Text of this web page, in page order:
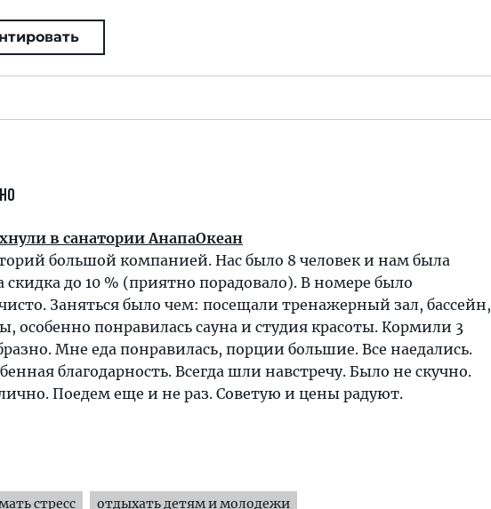
в санатории АнапаОкеан
большой компанией. Нас было 8 человек и нам была
скидка до 10 % (приятно порадовало). В номере было
Заняться было чем: посещали тренажерный зал, бассейн,
особенно понравилась сауна и студия красоты. Кормили 3
Мне еда понравилась, порции большие. Все наедались.
благодарность. Всегда шли навстречу. Было не скучно.
Поедем еще и не раз. Советую и цены радуют.
стресс
отдыхать детям и молодежи